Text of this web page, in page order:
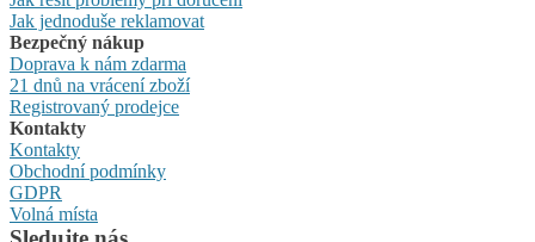
Jak jednoduše reklamovat
Bezpečný nákup
Doprava k nám zdarma
21 dnů na vrácení zboží
Registrovaný prodejce
Kontakty
Kontakty
Obchodní podmínky
GDPR
Volná místa